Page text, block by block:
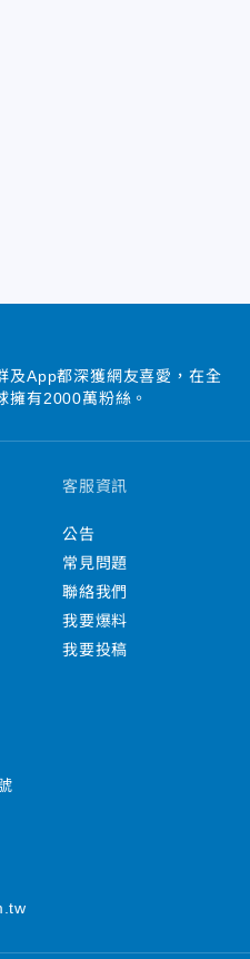
及App都深獲網友喜愛，在全
擁有2000萬粉絲。
客服資訊
公告
常見問題
聯絡我們
我要爆料
我要投稿